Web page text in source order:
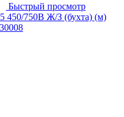
Быстрый просмотр
450/750В Ж/З (бухта) (м)